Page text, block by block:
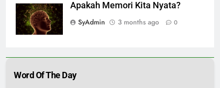
Apakah Memori Kita Nyata?
SyAdmin
3 months ago 0
Word Of The Day